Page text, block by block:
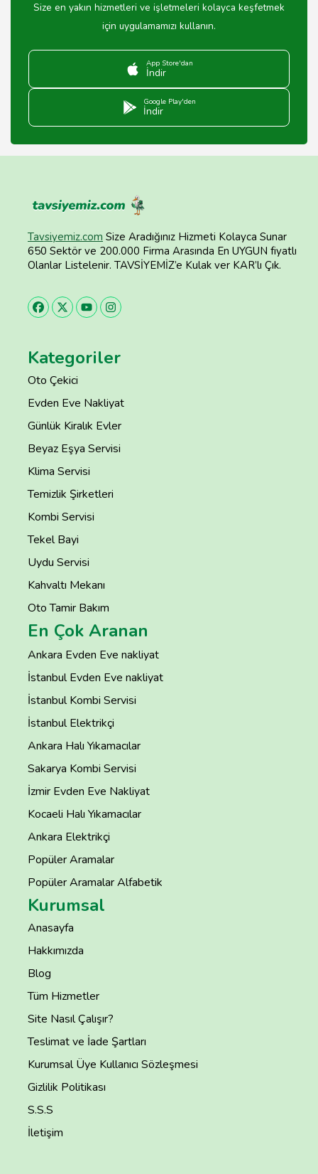
Size en yakın hizmetleri ve işletmeleri kolayca keşfetmek
için uygulamamızı kullanın.
App Store'dan
İndir
Google Play'den
İndir
Tavsiyemiz.com Size Aradığınız Hizmeti Kolayca Sunar
650 Sektör ve 200.000 Firma Arasında En UYGUN fiyatlı
Olanlar Listelenir. TAVSİYEMİZ’e Kulak ver KAR’lı Çık.
Kategoriler
Oto Çekici
Evden Eve Nakliyat
Günlük Kiralık Evler
Beyaz Eşya Servisi
Klima Servisi
Temizlik Şirketleri
Kombi Servisi
Tekel Bayi
Uydu Servisi
Kahvaltı Mekanı
Oto Tamir Bakım
En Çok Aranan
Ankara Evden Eve nakliyat
İstanbul Evden Eve nakliyat
İstanbul Kombi Servisi
İstanbul Elektrikçi
Ankara Halı Yıkamacılar
Sakarya Kombi Servisi
İzmir Evden Eve Nakliyat
Kocaeli Halı Yıkamacılar
Ankara Elektrikçi
Popüler Aramalar
Popüler Aramalar Alfabetik
Kurumsal
Anasayfa
Hakkımızda
Blog
Tüm Hizmetler
Site Nasıl Çalışır?
Teslimat ve İade Şartları
Kurumsal Üye Kullanıcı Sözleşmesi
Gizlilik Politikası
S.S.S
İletişim